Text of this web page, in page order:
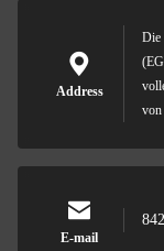
Address
Die
von
E-mail